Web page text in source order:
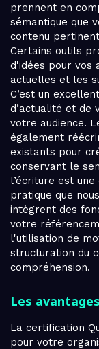
prennent en
sémantique que
contenu
Certains outils
d'idées pour vos
actuelles et les
C’est un
d’actualité et de
votre audience.
également
existants pour
conservant le
l’écriture est
pratique que
intègrent des
votre
l'utilisation de
structuration du
compréhension.
Les
La certification
pour votre